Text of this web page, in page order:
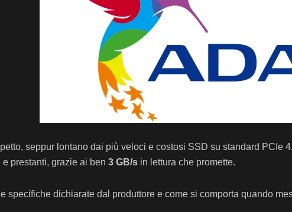
seppur lontano dai più veloci e costosi SSD su standard PCIe
prestanti, grazie ai ben 3 GB/s in lettura che promette.
specifiche dichiarate dal produttore e come si comporta quando